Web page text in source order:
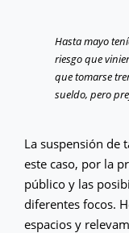
Hasta mayo
riesgo que
que tomarse
sueldo, pero
La suspensión de
este caso, por la
público y las
diferentes focos.
espacios y